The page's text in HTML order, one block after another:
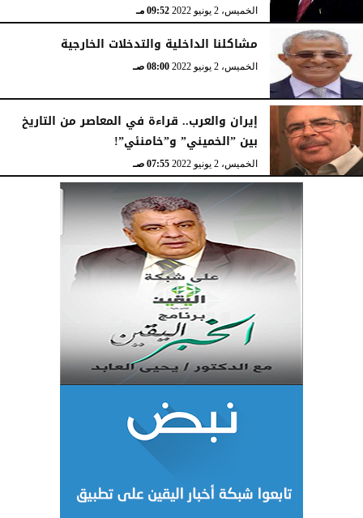
الخميس، 2 يونيو 2022 09:52 مـ
مشاكلنا الداخلية والتدخلات الخارجية
الخميس، 2 يونيو 2022 08:00 صـ
إيران والعرب.. قراءة في المعاصر من التاريخ
بين ”الخميني” و”خامنئي”!
الخميس، 2 يونيو 2022 07:55 صـ